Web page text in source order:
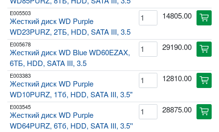
E005503
Жесткий диск WD Purple
WD23PURZ, 2ТБ, HDD, SATA III, 3.5
14805.00 cart
E005678
Жесткий диск WD Blue WD60EZAX,
6ТБ, HDD, SATA III, 3.5
29190.00 cart
E003383
Жесткий диск WD Purple
WD10PURZ, 1Тб, HDD, SATA III, 3.5"
12810.00 cart
E003545
Жесткий диск WD Purple
WD64PURZ, 6Тб, HDD, SATA III, 3.5''
28875.00 cart